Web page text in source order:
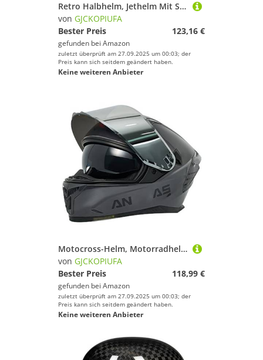
Retro Halbhelm, Jethelm Mit Sonnenblende 3/4 Offener Motorradhelm, Rollerhelm Für Männer Und Frauen ECE 22.06 Zertifiziert H,XXXL/(63~64cm)
von GJCKOPIUFA
Bester Preis
123,16 €
gefunden bei Amazon
zuletzt überprüft am 27.09.2025 um 00:03; der
Preis kann sich seitdem geändert haben.
Keine weiteren Anbieter
Motocross-Helm, Motorradhelm Fullface Helm Mit Sonnenblende, ECE 22.06 Zertifiziert Integralhelm Für Damen Und Herren C,XL/(59~61cm)
von GJCKOPIUFA
Bester Preis
118,99 €
gefunden bei Amazon
zuletzt überprüft am 27.09.2025 um 00:03; der
Preis kann sich seitdem geändert haben.
Keine weiteren Anbieter